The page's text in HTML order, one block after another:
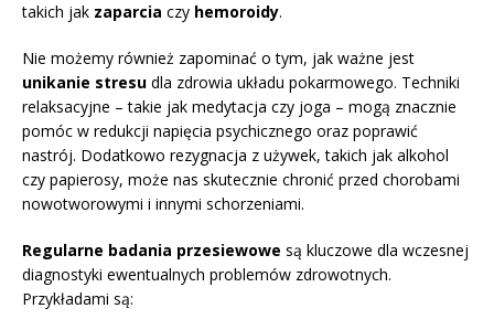
takich jak zaparcia czy hemoroidy.
Nie możemy również zapominać o tym, jak ważne jest
unikanie stresu dla zdrowia układu pokarmowego. Techniki
relaksacyjne – takie jak medytacja czy joga – mogą znacznie
pomóc w redukcji napięcia psychicznego oraz poprawić
nastrój. Dodatkowo rezygnacja z używek, takich jak alkohol
czy papierosy, może nas skutecznie chronić przed chorobami
nowotworowymi i innymi schorzeniami.
Regularne badania przesiewowe są kluczowe dla wczesnej
diagnostyki ewentualnych problemów zdrowotnych.
Przykładami są: